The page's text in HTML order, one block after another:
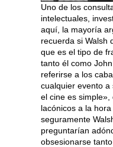
Uno de los
intelectuales,
aquí, la mayoría
recuerda si Walsh
que es el tipo de
tanto él como
referirse a los
cualquier evento
el cine es
lacónicos a la
seguramente
preguntarían
obsesionarse